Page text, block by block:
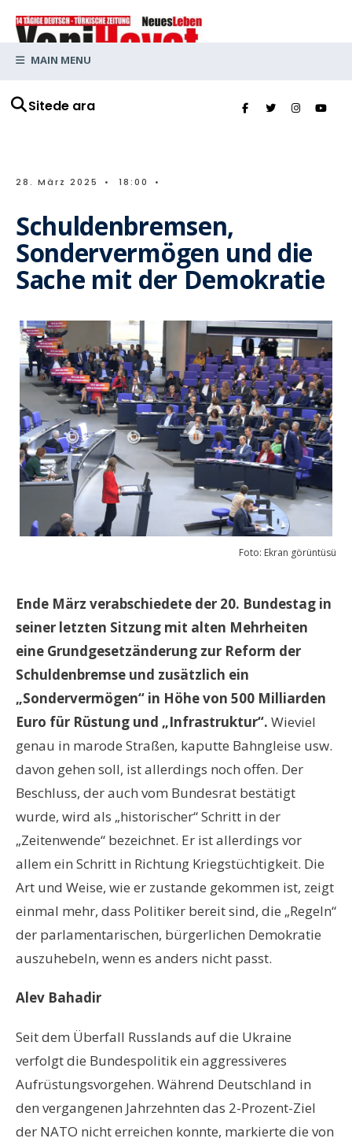
Sitede ara
MAIN MENU
28. März 2025 • 18:00 •
Schuldenbremsen,
Sondervermögen und die
Sache mit der Demokratie
Foto: Ekran görüntüsü
Ende März verabschiedete der 20. Bundestag in
seiner letzten Sitzung mit alten Mehrheiten
eine Grundgesetzänderung zur Reform der
Schuldenbremse und zusätzlich ein
„Sondervermögen“ in Höhe von 500 Milliarden
Euro für Rüstung und „Infrastruktur“. Wieviel
genau in marode Straßen, kaputte Bahngleise usw.
davon gehen soll, ist allerdings noch offen. Der
Beschluss, der auch vom Bundesrat bestätigt
wurde, wird als „historischer“ Schritt in der
„Zeitenwende“ bezeichnet. Er ist allerdings vor
allem ein Schritt in Richtung Kriegstüchtigkeit. Die
Art und Weise, wie er zustande gekommen ist, zeigt
einmal mehr, dass Politiker bereit sind, die „Regeln“
der parlamentarischen, bürgerlichen Demokratie
auszuhebeln, wenn es anders nicht passt.
Alev Bahadir
Seit dem Überfall Russlands auf die Ukraine
verfolgt die Bundespolitik ein aggressiveres
Aufrüstungsvorgehen. Während Deutschland in
den vergangenen Jahrzehnten das 2-Prozent-Ziel
der NATO nicht erreichen konnte, markierte die von